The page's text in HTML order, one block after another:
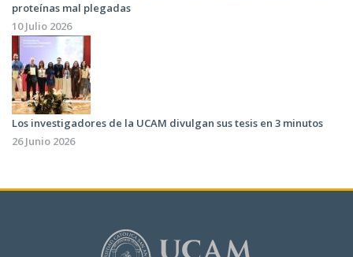
proteínas mal plegadas
10 Julio 2026
Los investigadores de la UCAM divulgan sus tesis en 3 minutos
26 Junio 2026